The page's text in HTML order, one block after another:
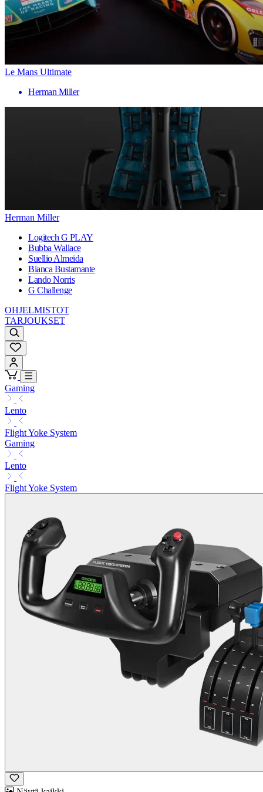
Le Mans Ultimate
Herman Miller
Herman Miller
Logitech G PLAY
Bubba Wallace
Suellio Almeida
Bianca Bustamante
Lando Norris
G Challenge
OHJELMISTOT
TARJOUKSET
Gaming
Lento
Flight Yoke System
Gaming
Lento
Flight Yoke System